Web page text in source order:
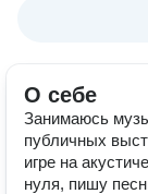
О себе
Занимаюсь
публичных
игре на
нуля, пишу